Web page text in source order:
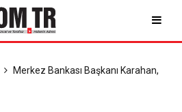
Merkez Bankası Başkanı Karahan,